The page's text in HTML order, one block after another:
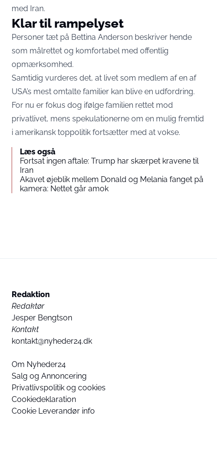
med Iran.
Klar til rampelyset
Personer tæt på Bettina Anderson beskriver hende
som målrettet og komfortabel med offentlig
opmærksomhed.
Samtidig vurderes det, at livet som medlem af en af
USA’s mest omtalte familier kan blive en udfordring.
For nu er fokus dog ifølge familien rettet mod
privatlivet, mens spekulationerne om en mulig fremtid
i amerikansk toppolitik fortsætter med at vokse.
Læs også
Fortsat ingen aftale: Trump har skærpet kravene til
Iran
Akavet øjeblik mellem Donald og Melania fanget på
kamera: Nettet går amok
Redaktion
Redaktør
Jesper Bengtson
Kontakt
kontakt@nyheder24.dk
Om Nyheder24
Salg og Annoncering
Privatlivspolitik og cookies
Cookiedeklaration
Cookie Leverandør info